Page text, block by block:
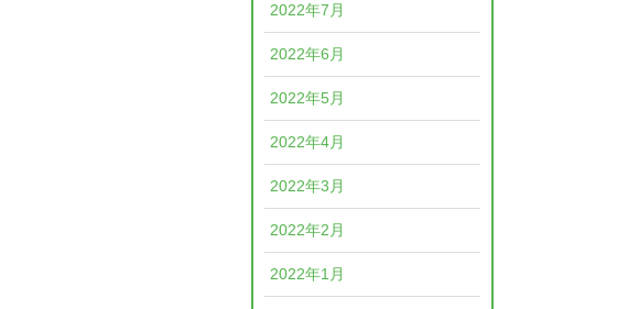
2022年7月
2022年6月
2022年5月
2022年4月
2022年3月
2022年2月
2022年1月